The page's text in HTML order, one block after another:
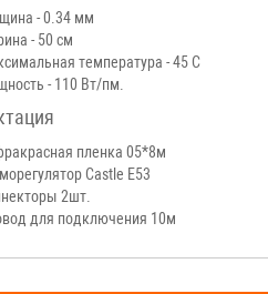
- 0.34 мм
- 50 см
температура - 45 С
- 110 Вт/пм.
пленка 05*8м
Castle E53
2шт.
для подключения 10м